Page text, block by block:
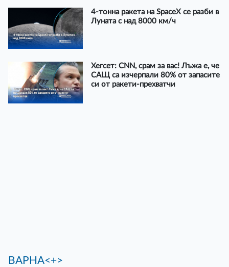
4-тонна ракета на SpaceX се разби в
Луната с над 8000 км/ч
Хегсет: CNN, срам за вас! Лъжа е, че
САЩ са изчерпали 80% от запасите
си от ракети-прехватчи
ВАРНА<+>